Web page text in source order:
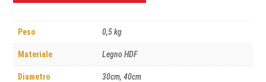
Peso 0,5 kg
Materiale Legno HDF
Diametro 30cm, 40cm